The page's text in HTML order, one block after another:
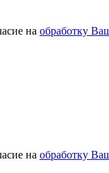
на обработку
на обработку